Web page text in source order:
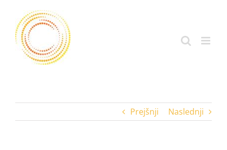
content
Prejšnji Naslednji